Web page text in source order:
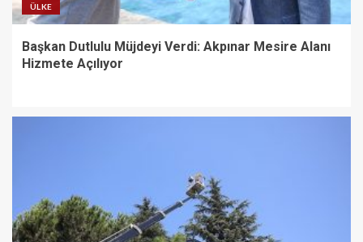
ÜLKE
Başkan Dutlulu Müjdeyi Verdi: Akpınar Mesire Alanı
Hizmete Açılıyor